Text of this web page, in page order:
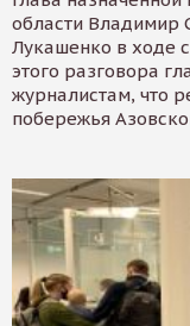
области Владимир
Лукашенко в ходе
этого разговора
журналистам, что
побережья